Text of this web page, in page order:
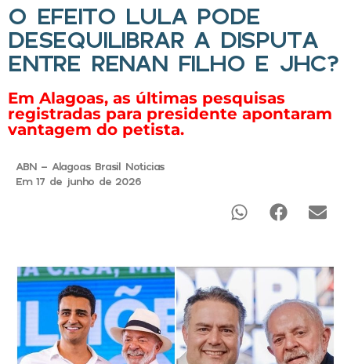
O EFEITO LULA PODE
DESEQUILIBRAR A DISPUTA
ENTRE RENAN FILHO E JHC?
Em Alagoas, as últimas pesquisas
registradas para presidente apontaram
vantagem do petista.
ABN - Alagoas Brasil Noticias
Em 17 de junho de 2026